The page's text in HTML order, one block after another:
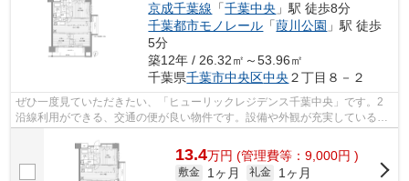
京成千葉線 「千葉中央 」駅 徒歩8分
千葉都市モノレール 「葭川公園 」駅 徒歩
5分
築12年 / 26.32㎡～53.96㎡
千葉県千葉市中央区中央 ２丁目８－２
ぜひ一度見ていただきたい、「ヒューリックレジデンス千葉中央」です。2
沿線利用ができる、交通の便が良い物件です。設備や外観が充実しているマ
13.4万円 (管理費等：9,000円 )
敷金 1ヶ月 礼金
1ヶ月